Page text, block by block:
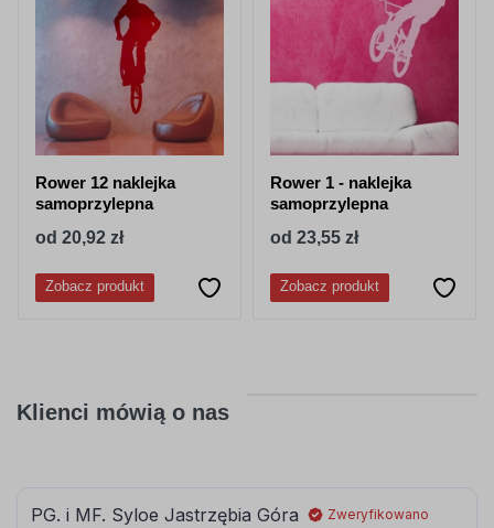
niebieski
062
zielony
063
zielony
080
081
Rower 12 naklejka
samoprzylepna
od 20,92 zł
Zobacz produkt
Rower 1 - naklejka
samoprzylepna
od 23,55 zł
Zobacz produkt
Klienci mówią o nas